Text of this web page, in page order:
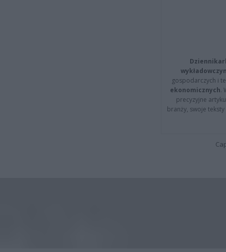
gospodarczych i
ekonomicznych.
precyzyjne
branży, swoje